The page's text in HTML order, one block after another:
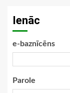
Ienāc
e-baznīcēns
Parole